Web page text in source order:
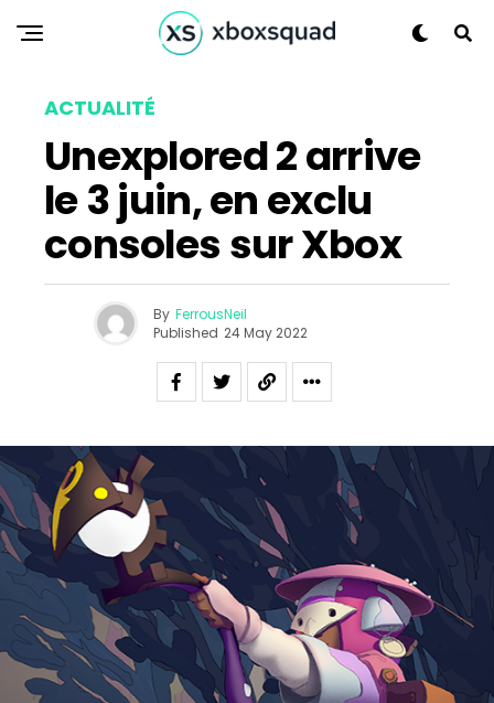
ACTUALITÉ
Unexplored 2 arrive
le 3 juin, en exclu
consoles sur Xbox
By FerrousNeil
Published 24 May 2022
Flipboard
Reddit
Pinterest
Email